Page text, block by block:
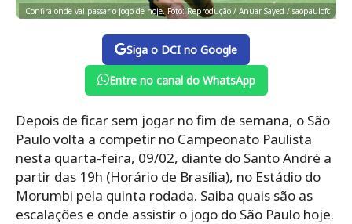
Confira onde vai passar o jogo de hoje. Foto: Reprodução / Anuar Sayed / saopaulofc
Siga o DCI no Google
Entre no canal do WhatsApp
Depois de ficar sem jogar no fim de semana, o São
Paulo volta a competir no Campeonato Paulista
nesta quarta-feira, 09/02, diante do Santo André a
partir das 19h (Horário de Brasília), no Estádio do
Morumbi pela quinta rodada. Saiba quais são as
escalações e onde assistir o jogo do São Paulo hoje.